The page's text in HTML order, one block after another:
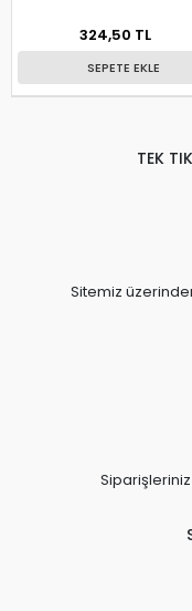
324,50 TL
SEPETE EKLE
TEK
Sitemiz